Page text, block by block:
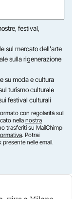
festival,
sul mercato dell'arte
sulla rigenerazione
su moda e cultura
turismo culturale
festival culturali
con regolarità sul
nella nostra
trasferiti su MailChimp
. Potrai
nelle email.